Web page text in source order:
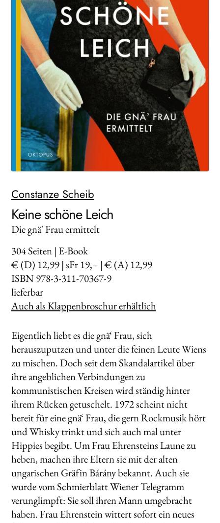
Search:
Constanze Scheib
Keine schöne Leich
Die gnä' Frau ermittelt
304Seiten | E-Book
€ (D) 12,99 | sFr 19,– | € (A) 12,99
ISBN 978-3-311-70367-9
lieferbar
Auch als Klappenbroschur erhältlich
Eigentlich liebt es die gnä‘ Frau, sich
herauszuputzen und unter die feinen Leute Wiens
zu mischen. Doch seit dem Skandalartikel über
ihre angeblichen Verbindungen zu
kommunistischen Kreisen wird ständig hinter
ihrem Rücken getuschelt. 1972 scheint nicht
bereit für eine gnä‘ Frau, die gern Rockmusik hört
und Whisky trinkt und sich auch mal unter
Hippies begibt. Um Frau Ehrensteins Laune zu
heben, machen ihre Eltern sie mit der alten
ungarischen Gräfin Bárány bekannt. Auch sie
wurde vom Schmierblatt Wiener Telegramm
verunglimpft: Sie soll ihren Mann umgebracht
haben. Frau Ehrenstein wittert sofort ein neues